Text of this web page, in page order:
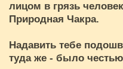
лицом в грязь
Природная Чакра.
Надавить тебе
туда же - было